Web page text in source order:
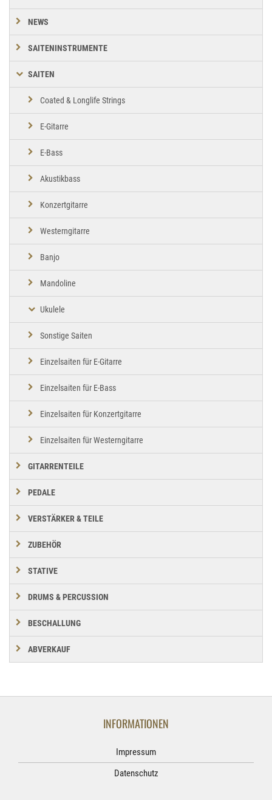
NEWS
SAITENINSTRUMENTE
SAITEN
Coated & Longlife Strings
E-Gitarre
E-Bass
Akustikbass
Konzertgitarre
Westerngitarre
Banjo
Mandoline
Ukulele
Sonstige Saiten
Einzelsaiten für E-Gitarre
Einzelsaiten für E-Bass
Einzelsaiten für Konzertgitarre
Einzelsaiten für Westerngitarre
GITARRENTEILE
PEDALE
VERSTÄRKER & TEILE
ZUBEHÖR
STATIVE
DRUMS & PERCUSSION
BESCHALLUNG
ABVERKAUF
INFORMATIONEN
Impressum
Datenschutz